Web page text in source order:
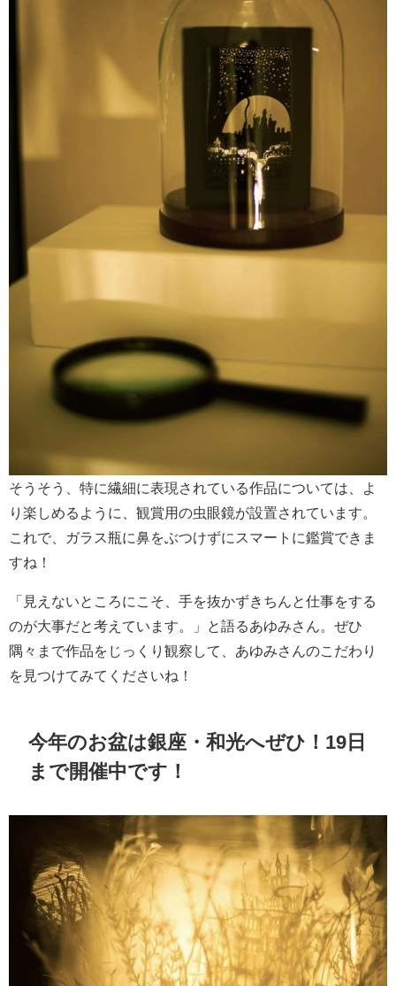
そうそう、特に繊細に表現されている作品については、よ
り楽しめるように、観賞用の虫眼鏡が設置されています。
これで、ガラス瓶に鼻をぶつけずにスマートに鑑賞できま
すね！
「見えないところにこそ、手を抜かずきちんと仕事をする
のが大事だと考えています。」と語るあゆみさん。ぜひ
隅々まで作品をじっくり観察して、あゆみさんのこだわり
を見つけてみてくださいね！
今年のお盆は銀座・和光へぜひ！19日
まで開催中です！